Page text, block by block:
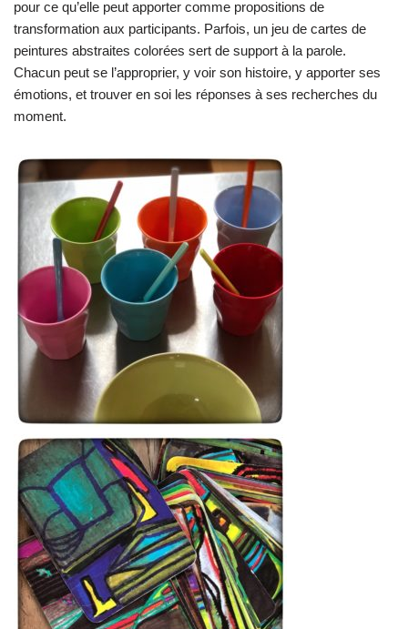
pour ce qu’elle peut apporter comme propositions de
transformation aux participants. Parfois, un jeu de cartes de
peintures abstraites colorées sert de support à la parole.
Chacun peut se l’approprier, y voir son histoire, y apporter ses
émotions, et trouver en soi les réponses à ses recherches du
moment.